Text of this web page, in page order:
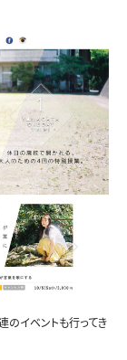
のイベントも行ってき